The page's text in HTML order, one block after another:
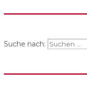
Suche nach: